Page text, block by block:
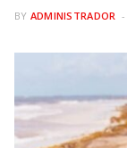
BY ADMINISTRADOR